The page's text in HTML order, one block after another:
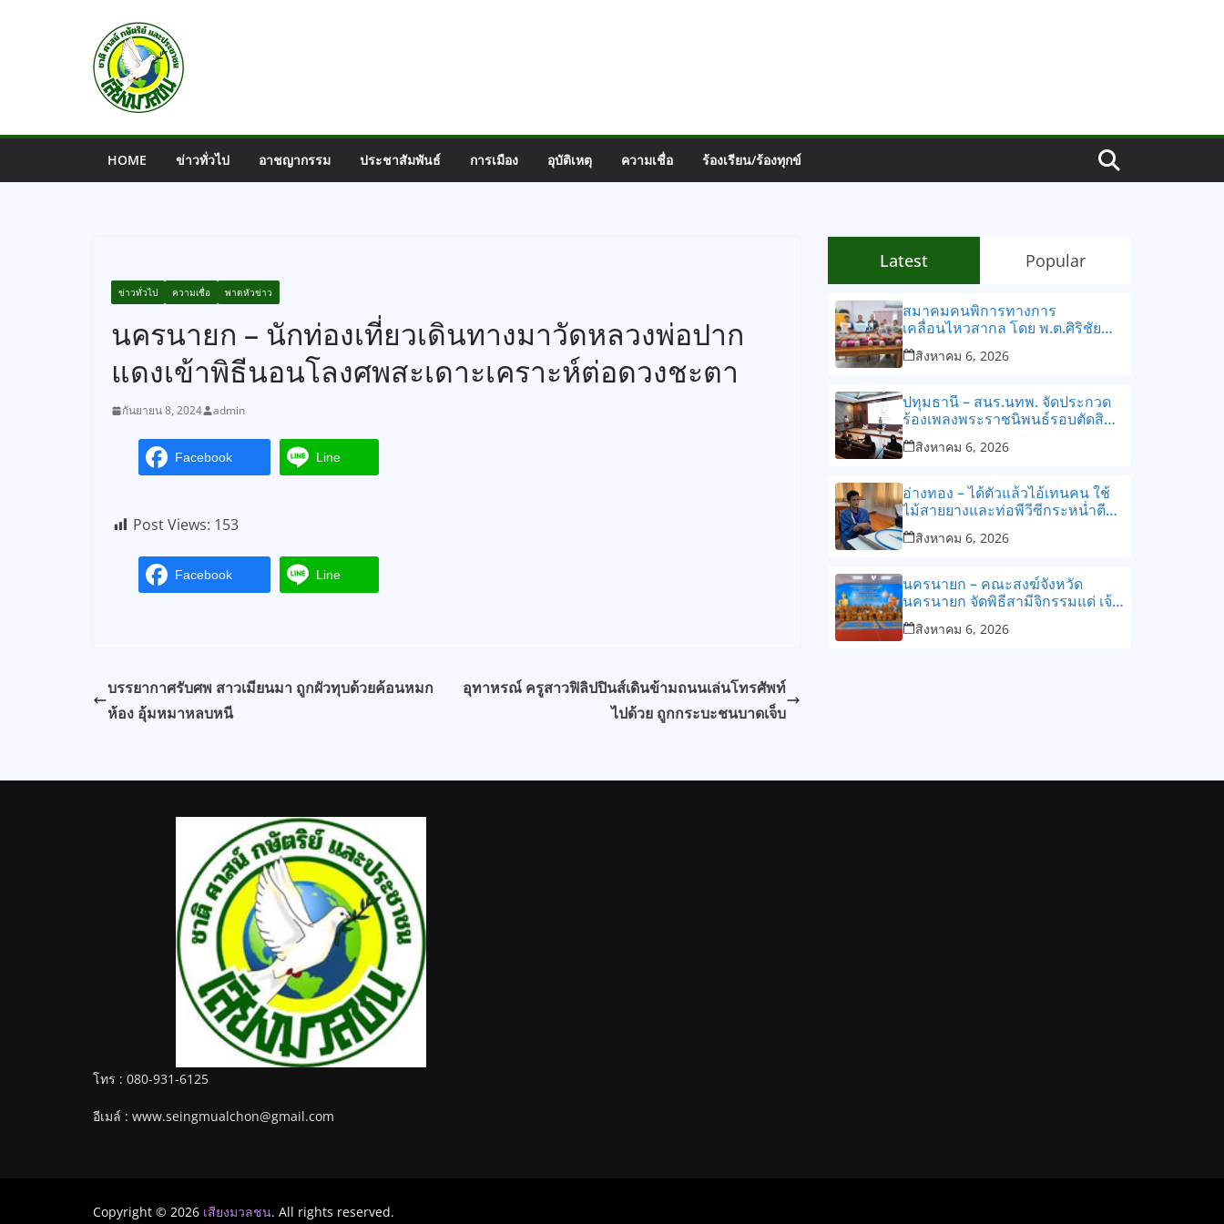
HOME ข่าวทั่วไป อาชญากรรม ประชาสัมพันธ์ การเมือง อุบัติเหตุ ความเชื่อ ร้องเรียน/ร้องทุกข์
ข่าวทั่วไป ความเชื่อ พาดหัวข่าว
นครนายก – นักท่องเที่ยวเดินทางมาวัดหลวงพ่อปาก
แดงเข้าพิธีนอนโลงศพสะเดาะเคราะห์ต่อดวงชะตา
กันยายน 8, 2024 admin
Facebook Line
Post Views: 153
Facebook Line
บรรยากาศรับศพ สาวเมียนมา ถูกผัวทุบด้วยค้อนหมก
ห้อง อุ้มหมาหลบหนี
อุทาหรณ์ ครูสาวฟิลิปปินส์เดินข้ามถนนเล่นโทรศัพท์
ไปด้วย ถูกกระบะชนบาดเจ็บ
Latest Popular
สมาคมคนพิการทางการ
เคลื่อนไหวสากล โดย พ.ต.ศิริชัย
ทรัพย์ศิริ นายกสมาคมฯ/กรรมการ
อำนวยการสภาสังคมสงเคราะห์
สิงหาคม 6, 2026
ปทุมธานี – สนร.นทพ. จัดประกวด
ร้องเพลงพระราชนิพนธ์รอบตัดสิน
ปลูกฝังเยาวชนสืบสานพระราช
ปณิธานเพื่อแผ่นดิน
สิงหาคม 6, 2026
อ่างทอง – ได้ตัวแล้วไอ้เทนคน ใช้
ไม้สายยางและท่อพีวีซีกระหน่ำตี
นายมลชัยจนเสียชีวิต
สิงหาคม 6, 2026
นครนายก – คณะสงฆ์จังหวัด
นครนายก จัดพิธีสามีจิกรรมแด่ เจ้า
คณะจังหวัดนครนายก
สิงหาคม 6, 2026
โทร : 080-931-6125
อีเมล์ : www.seingmualchon@gmail.com
Copyright © 2026 เสียงมวลชน. All rights reserved.